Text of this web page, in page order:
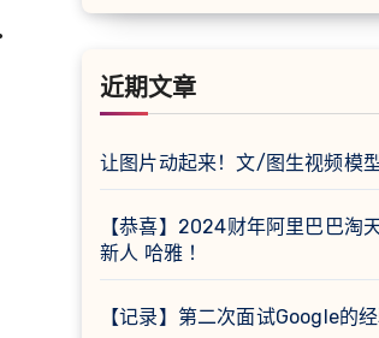
近期文章
让图片动起来！文/图生视频模
【恭喜】2024财年阿里巴巴淘
新人 哈雅 ！
【记录】第二次面试Google的